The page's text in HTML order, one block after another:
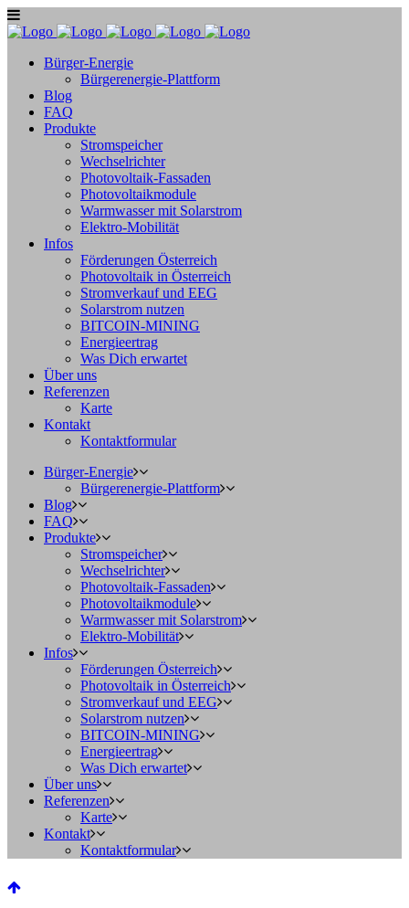
Bürger-Energie
Bürgerenergie-Plattform
Blog
FAQ
Produkte
Stromspeicher
Wechselrichter
Photovoltaik-Fassaden
Photovoltaikmodule
Warmwasser mit Solarstrom
Elektro-Mobilität
Infos
Förderungen Österreich
Photovoltaik in Österreich
Stromverkauf und EEG
Solarstrom nutzen
BITCOIN-MINING
Energieertrag
Was Dich erwartet
Über uns
Referenzen
Karte
Kontakt
Kontaktformular
Bürger-Energie
Bürgerenergie-Plattform
Blog
FAQ
Produkte
Stromspeicher
Wechselrichter
Photovoltaik-Fassaden
Photovoltaikmodule
Warmwasser mit Solarstrom
Elektro-Mobilität
Infos
Förderungen Österreich
Photovoltaik in Österreich
Stromverkauf und EEG
Solarstrom nutzen
BITCOIN-MINING
Energieertrag
Was Dich erwartet
Über uns
Referenzen
Karte
Kontakt
Kontaktformular